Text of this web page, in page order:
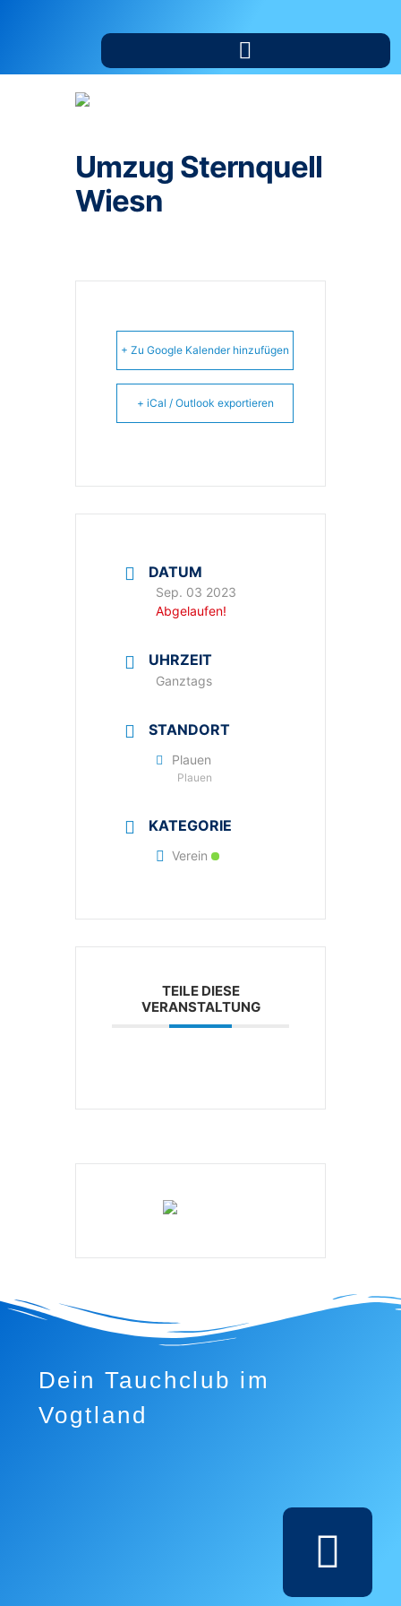
Umzug Sternquell
Wiesn
+ Zu Google Kalender hinzufügen
+ iCal / Outlook exportieren
DATUM
Sep. 03 2023
Abgelaufen!
UHRZEIT
Ganztags
STANDORT
Plauen
Plauen
KATEGORIE
Verein
TEILE DIESE
VERANSTALTUNG
Dein Tauchclub im
Vogtland